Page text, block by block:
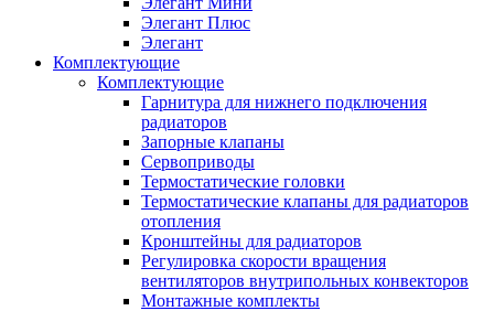
Элегант Плюс
Элегант
Комплектующие
Комплектующие
Гарнитура для нижнего подключения
радиаторов
Запорные клапаны
Сервоприводы
Термостатические головки
Термостатические клапаны для радиаторов
отопления
Кронштейны для радиаторов
Регулировка скорости вращения
вентиляторов внутрипольных конвекторов
Монтажные комплекты